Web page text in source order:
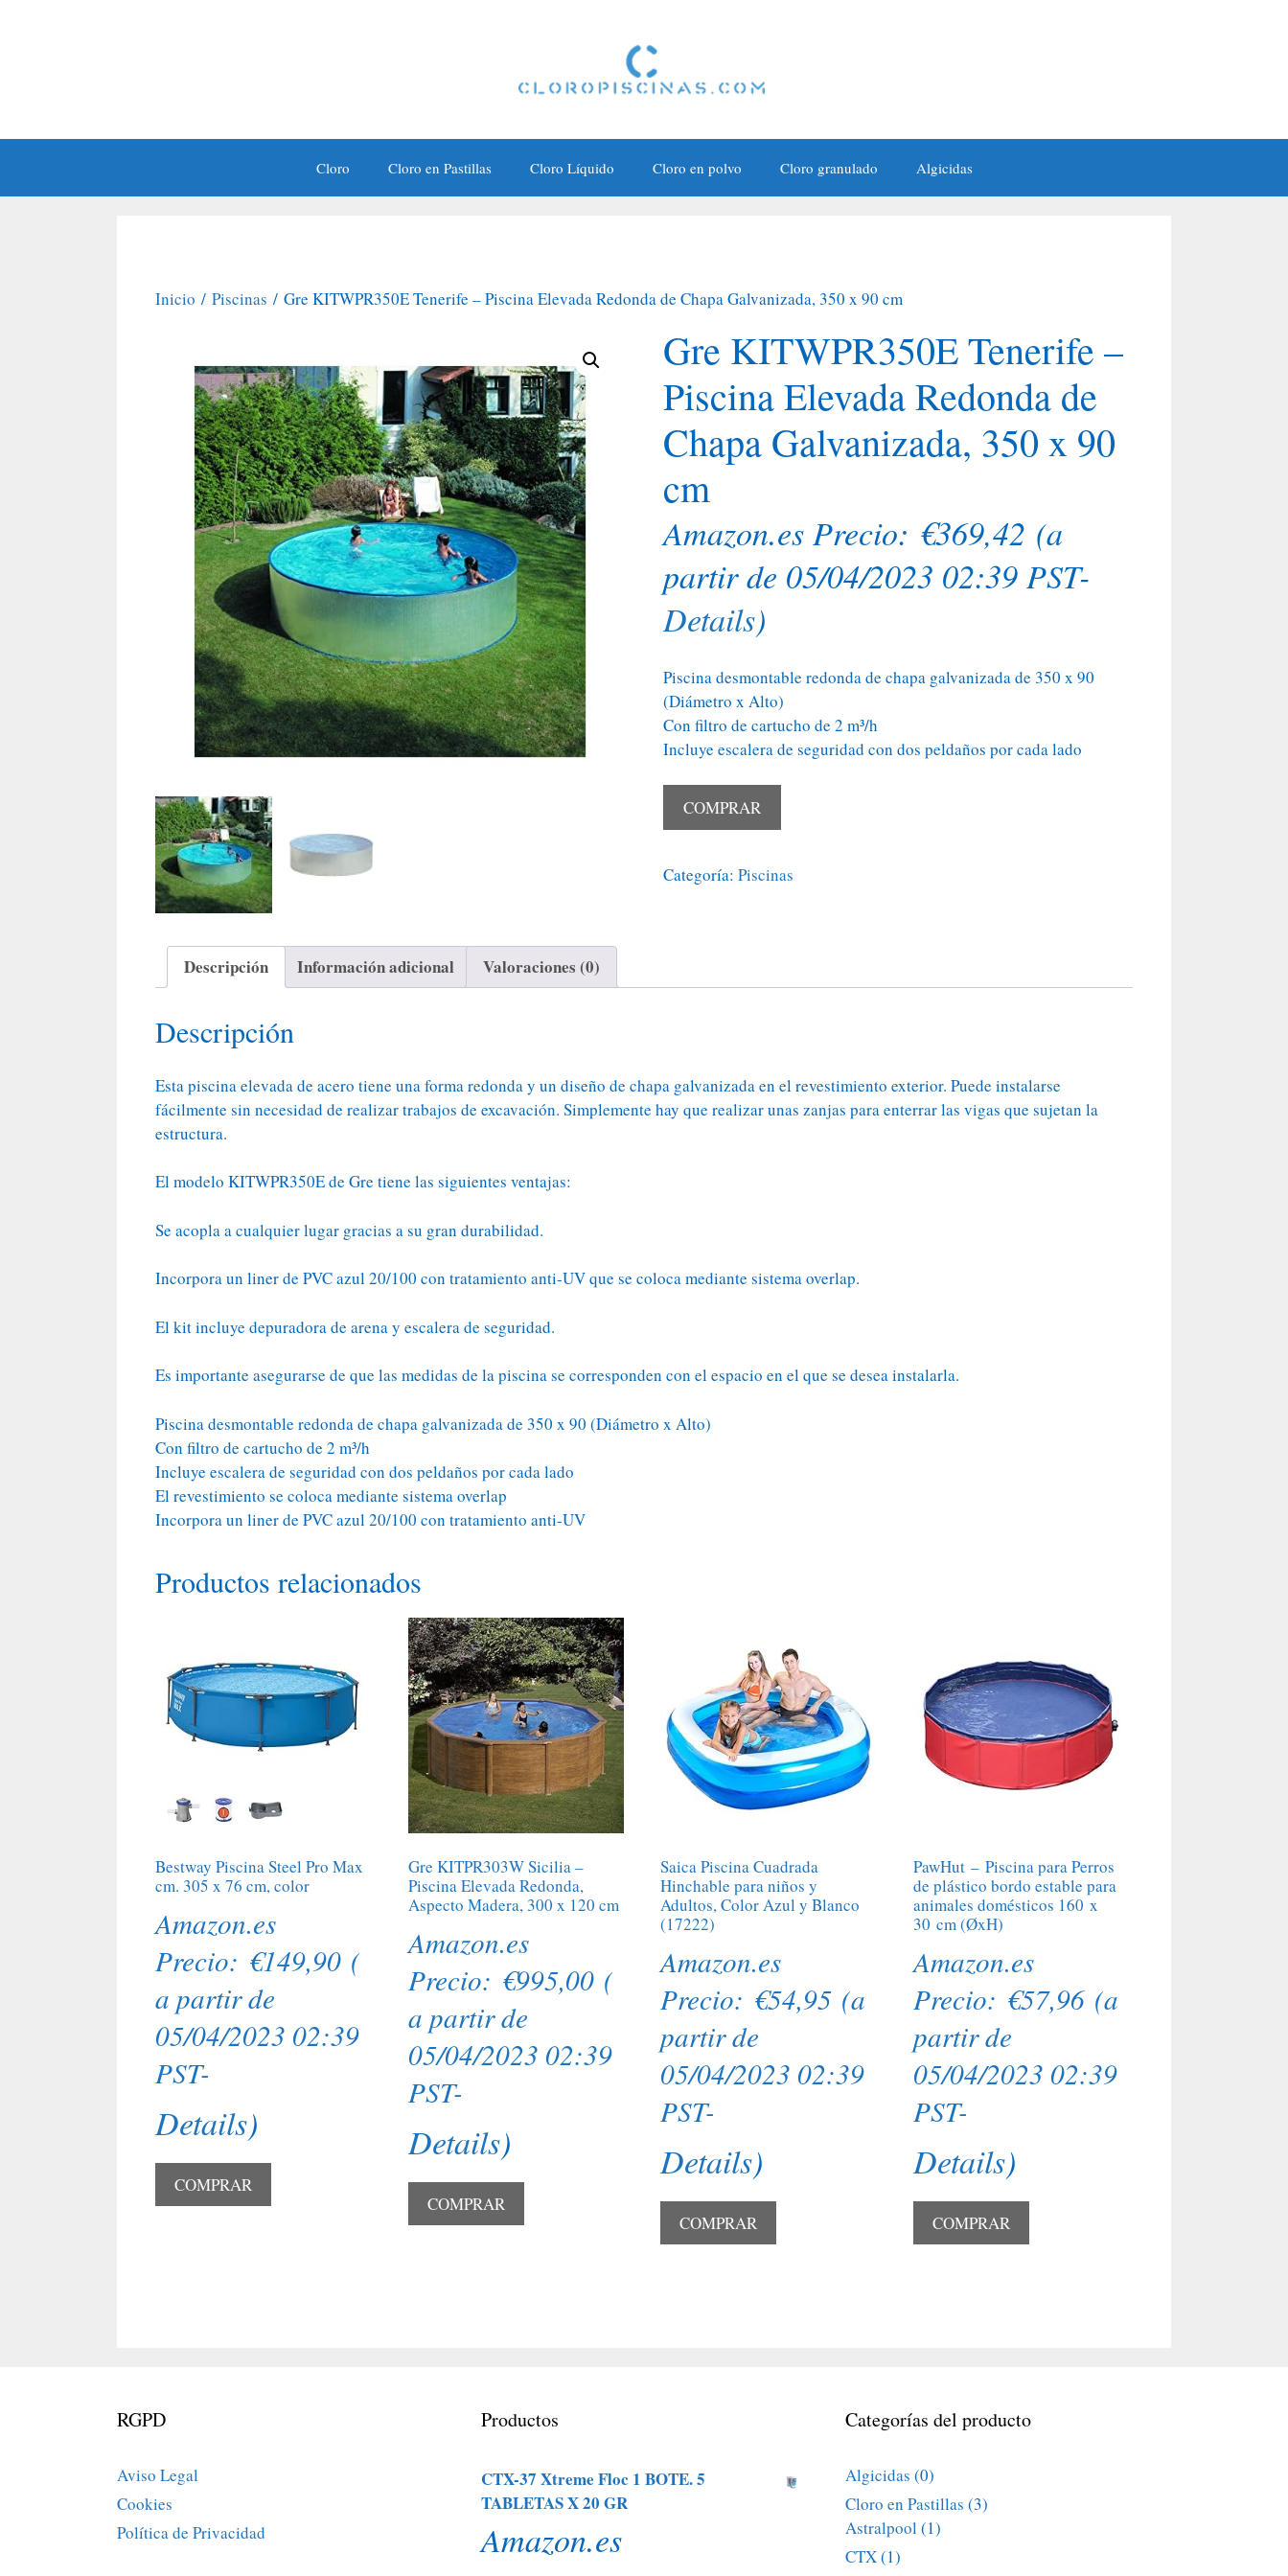
Cloro Cloro en Pastillas Cloro Líquido Cloro en polvo Cloro granulado Algicidas
Inicio / Piscinas / Gre KITWPR350E Tenerife – Piscina Elevada Redonda de Chapa Galvanizada, 350 x 90 cm
Gre KITWPR350E Tenerife –
Piscina Elevada Redonda de
Chapa Galvanizada, 350 x 90
cm
Amazon.es Precio: €369,42 (a
partir de 05/04/2023 02:39 PST-
Details)
Piscina desmontable redonda de chapa galvanizada de 350 x 90
(Diámetro x Alto)
Con filtro de cartucho de 2 m³/h
Incluye escalera de seguridad con dos peldaños por cada lado
COMPRAR
Categoría:Piscinas
Descripción Información adicional Valoraciones (0)
Descripción
Esta piscina elevada de acero tiene una forma redonda y un diseño de chapa galvanizada en el revestimiento exterior. Puede instalarse
fácilmente sin necesidad de realizar trabajos de excavación. Simplemente hay que realizar unas zanjas para enterrar las vigas que sujetan la
estructura.
El modelo KITWPR350E de Gre tiene las siguientes ventajas:
Se acopla a cualquier lugar gracias a su gran durabilidad.
Incorpora un liner de PVC azul 20/100 con tratamiento anti-UV que se coloca mediante sistema overlap.
El kit incluye depuradora de arena y escalera de seguridad.
Es importante asegurarse de que las medidas de la piscina se corresponden con el espacio en el que se desea instalarla.
Piscina desmontable redonda de chapa galvanizada de 350 x 90 (Diámetro x Alto)
Con filtro de cartucho de 2 m³/h
Incluye escalera de seguridad con dos peldaños por cada lado
El revestimiento se coloca mediante sistema overlap
Incorpora un liner de PVC azul 20/100 con tratamiento anti-UV
Productos relacionados
Bestway Piscina Steel Pro Max
cm. 305 x 76 cm, color
Amazon.es
Precio: €149,90 (
a partir de
05/04/2023 02:39
PST-
Details)
COMPRAR
Gre KITPR303W Sicilia –
Piscina Elevada Redonda,
Aspecto Madera, 300 x 120 cm
Amazon.es
Precio: €995,00(
a partir de
05/04/2023 02:39
PST-
Details)
COMPRAR
Saica Piscina Cuadrada
Hinchable para niños y
Adultos, Color Azul y Blanco
(17222)
Amazon.es
Precio: €54,95 (a
partir de
05/04/2023 02:39
PST-
Details)
COMPRAR
PawHut – Piscina para Perros
de plástico bordo estable para
animales domésticos 160 x
30 cm (ØxH)
Amazon.es
Precio: €57,96(a
partir de
05/04/2023 02:39
PST-
Details)
COMPRAR
RGPD
Aviso Legal
Cookies
Política de Privacidad
Productos
CTX-37 Xtreme Floc 1 BOTE. 5
TABLETAS X 20 GR
Amazon.es
Categorías del producto
Algicidas (0)
Cloro en Pastillas (3)
Astralpool (1)
CTX(1)